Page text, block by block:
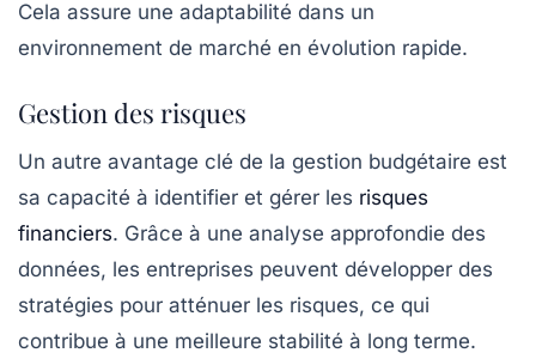
Cela assure une adaptabilité dans un
environnement de marché en évolution rapide.
Gestion des risques
Un autre avantage clé de la gestion budgétaire est
sa capacité à identifier et gérer les risques
financiers. Grâce à une analyse approfondie des
données, les entreprises peuvent développer des
stratégies pour atténuer les risques, ce qui
contribue à une meilleure stabilité à long terme.